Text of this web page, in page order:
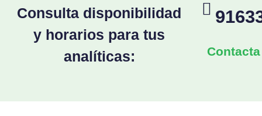
Consulta disponibilidad
y horarios para tus
analíticas: